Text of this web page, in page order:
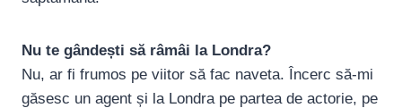
Nu te gândești să râmâi la Londra?
Nu, ar fi frumos pe viitor să fac naveta. Încerc să-mi
găsesc un agent și la Londra pe partea de actorie, pe